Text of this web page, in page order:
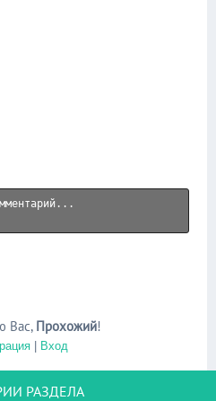
Вас, Прохожий!
| Вход
РАЗДЕЛА